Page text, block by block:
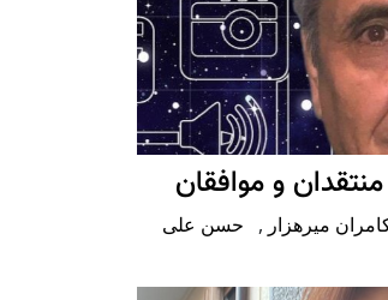
و موافقان
میرهزار , حسن علی